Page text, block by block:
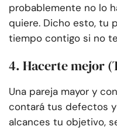
probablemente no lo
quiere. Dicho esto, tu
tiempo contigo si no
4. Hacerte mejor
Una pareja mayor y
contará tus defectos
alcances tu objetivo,